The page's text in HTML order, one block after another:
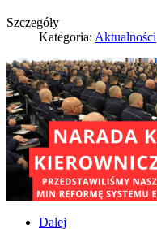
Szczegóły
Kategoria: Aktualności
Dalej